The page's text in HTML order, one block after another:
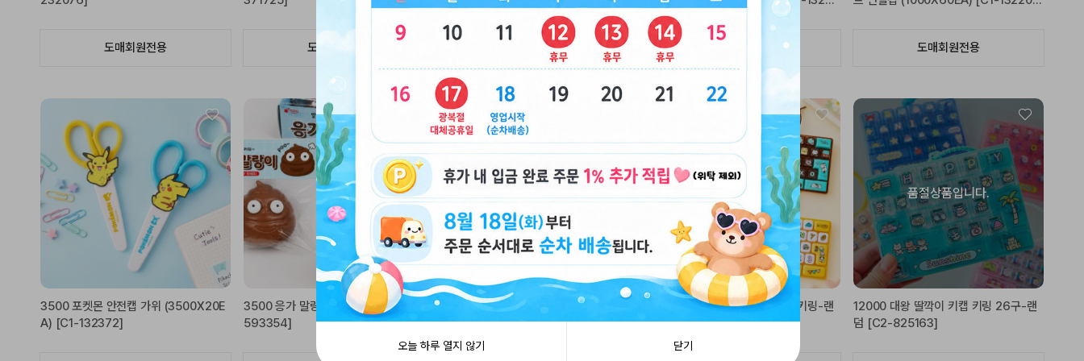
도매회원전용 도매회원전용 도매회원전용
1]
도매회원전용
3500 포켓몬 안전캡 가위 (3500X20E
A) [C1-132372]
3500 응가 말랑이 (3780X12EA) [B1-
593354]
4000 아이스크림 왁뿌볼 (4320X12E
A) [B1-912972]
12000 26구 대왕 키캡 클리커 키링-랜
덤 [C2-913191]
품절상품입니다.
12000 대왕 딸깍이 키캡 키링 26구-랜
덤 [C2-825163]
오늘 하루 열지 않기 닫기